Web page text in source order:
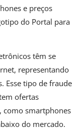
e preços
do Portal para
têm se
representando
Esse tipo de fraude
ofertas
como smartphones
do mercado.